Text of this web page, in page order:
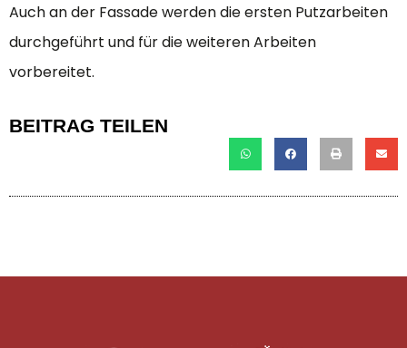
Auch an der Fassade werden die ersten Putzarbeiten
durchgeführt und für die weiteren Arbeiten
vorbereitet.
BEITRAG TEILEN